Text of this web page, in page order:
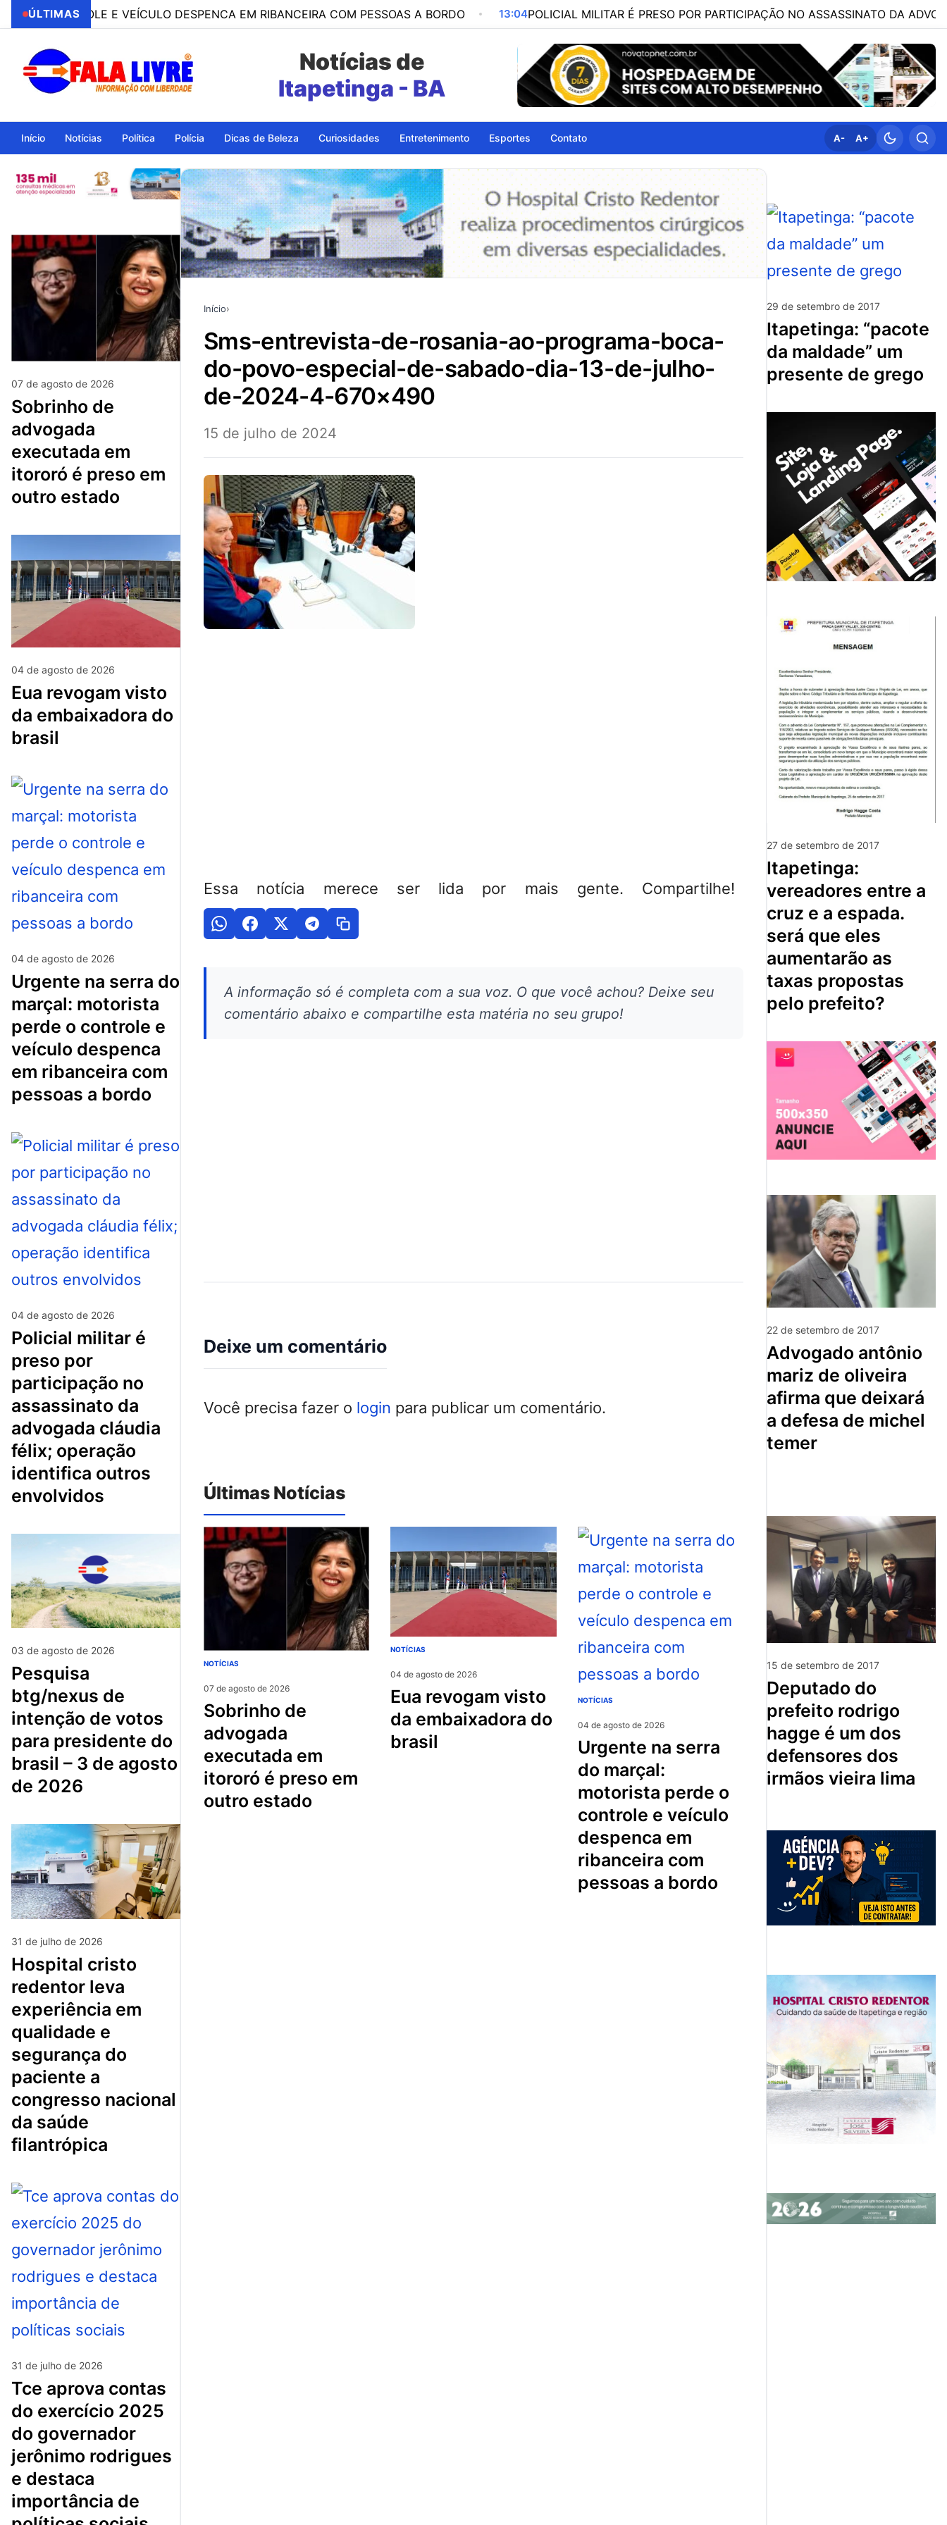
ÚLTIMAS
E VEÍCULO DESPENCA EM RIBANCEIRA COM PESSOAS A BORDO 13:04POLICIAL MILITAR É PRESO POR PARTICIPAÇÃO NO ASSASSINATO DA ADVOGADA
Notícias de
Itapetinga - BA
Início Notícias Política Polícia Dicas de Beleza Curiosidades Entretenimento Esportes Contato A- A+
07 de agosto de 2026
sobrinho de
advogada
executada em
itororó é preso em
outro estado
04 de agosto de 2026
eua revogam visto
da embaixadora do
brasil
04 de agosto de 2026
urgente na serra do
marçal: motorista
perde o controle e
veículo despenca
em ribanceira com
pessoas a bordo
04 de agosto de 2026
policial militar é
preso por
participação no
assassinato da
advogada cláudia
félix; operação
identifica outros
envolvidos
03 de agosto de 2026
pesquisa
btg/nexus de
intenção de votos
para presidente do
brasil – 3 de agosto
de 2026
31 de julho de 2026
hospital cristo
redentor leva
experiência em
qualidade e
segurança do
paciente a
congresso nacional
da saúde
filantrópica
31 de julho de 2026
tce aprova contas
do exercício 2025
do governador
jerônimo rodrigues
e destaca
importância de
Início›
sms-entrevista-de-rosania-ao-programa-boca-
do-povo-especial-de-sabado-dia-13-de-julho-
de-2024-4-670×490
15 de julho de 2024
Essa notícia merece ser lida por mais gente. Compartilhe!
A informação só é completa com a sua voz. O que você achou? Deixe seu
comentário abaixo e compartilhe esta matéria no seu grupo!
Deixe um comentário
Você precisa fazer o login para publicar um comentário.
Últimas Notícias
NOTÍCIAS
07 de agosto de 2026
sobrinho de
advogada
executada em
itororó é preso em
outro estado
NOTÍCIAS
04 de agosto de 2026
eua revogam visto
da embaixadora do
brasil
NOTÍCIAS
04 de agosto de 2026
urgente na serra
do marçal:
motorista perde o
controle e veículo
despenca em
ribanceira com
pessoas a bordo
29 de setembro de 2017
itapetinga: “pacote
da maldade” um
presente de grego
27 de setembro de 2017
itapetinga:
vereadores entre a
cruz e a espada.
será que eles
aumentarão as
taxas propostas
pelo prefeito?
22 de setembro de 2017
advogado antônio
mariz de oliveira
afirma que deixará
a defesa de michel
temer
15 de setembro de 2017
deputado do
prefeito rodrigo
hagge é um dos
defensores dos
irmãos vieira lima